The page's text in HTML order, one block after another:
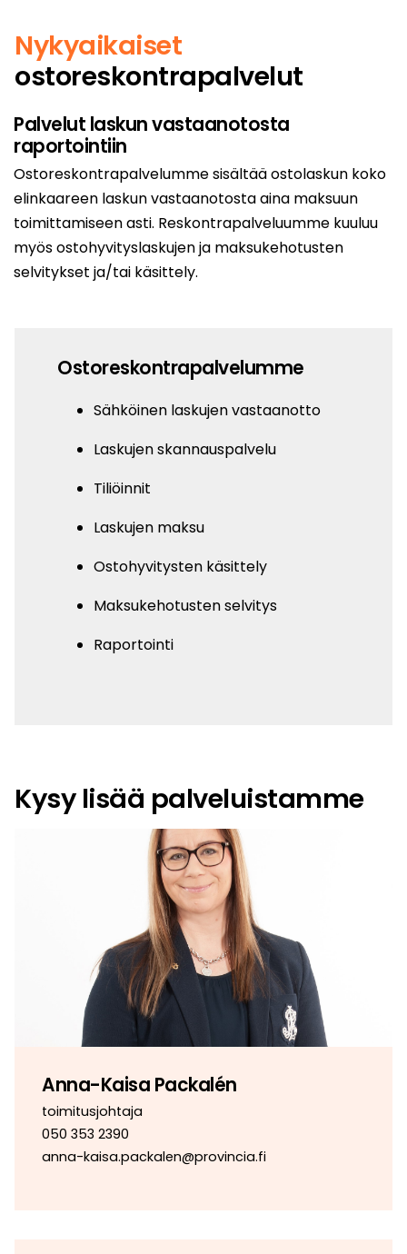
Nykyaikaiset
ostoreskontrapalvelut
Palvelut laskun vastaanotosta
raportointiin
Ostoreskontrapalvelumme sisältää ostolaskun koko
elinkaareen laskun vastaanotosta aina maksuun
toimittamiseen asti. Reskontrapalveluumme kuuluu
myös ostohyvityslaskujen ja maksukehotusten
selvitykset ja/tai käsittely.
Ostoreskontrapalvelumme
Sähköinen laskujen vastaanotto
Laskujen skannauspalvelu
Tiliöinnit
Laskujen maksu
Ostohyvitysten käsittely
Maksukehotusten selvitys
Raportointi
Kysy lisää palveluistamme
Anna-Kaisa Packalén
toimitusjohtaja
050 353 2390
anna-kaisa.packalen@provincia.fi